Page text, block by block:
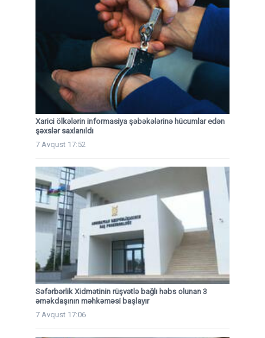
Xarici ölkələrin informasiya şəbəkələrinə hücumlar edən
şəxslər saxlanıldı
7 Avqust 17:52
Səfərbərlik Xidmətinin rüşvətlə bağlı həbs olunan 3
əməkdaşının məhkəməsi başlayır
7 Avqust 17:06